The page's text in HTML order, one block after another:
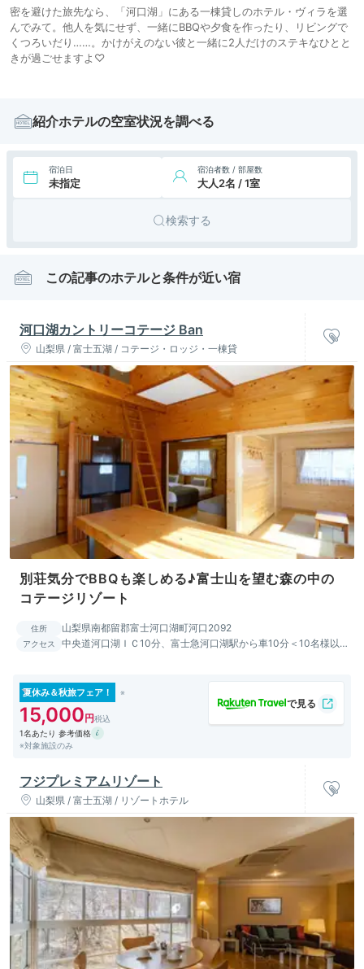
密を避けた旅先なら、「河口湖」にある一棟貸しのホテル・ヴィラを選
んでみて。他人を気にせず、一緒にBBQや夕食を作ったり、リビングで
くつろいだり……。かけがえのない彼と一緒に2人だけのステキなひとと
きが過ごせますよ♡
紹介ホテルの空室状況を調べる
宿泊日
未指定
宿泊者数 / 部屋数
大人2名 / 1室
検索する
この記事のホテルと条件が近い宿
河口湖カントリーコテージ Ban
山梨県 / 富士五湖 / コテージ・ロッジ・一棟貸
別荘気分でBBQも楽しめる♪富士山を望む森の中の
コテージリゾート
住所 山梨県南都留郡富士河口湖町河口2092
アクセス
中央道河口湖ＩＣ10分、富士急河口湖駅から車10分＜10名様以
夏休み＆秋旅フェア！
15,000
1名あたり 参考価格
※対象施設のみ
フジプレミアムリゾート
山梨県 / 富士五湖 / リゾートホテル